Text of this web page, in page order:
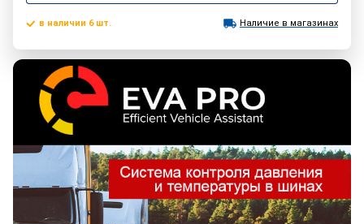
в наличии 6 шт. Наличие в магазинах